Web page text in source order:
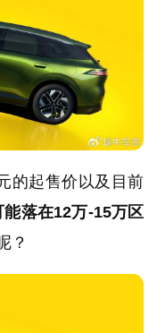
的起售价以及目前
能落在12万-15万区
？